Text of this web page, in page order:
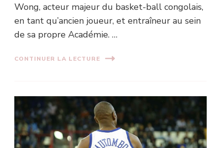
Wong, acteur majeur du basket-ball congolais,
en tant qu’ancien joueur, et entraîneur au sein
de sa propre Académie. …
CONTINUER LA LECTURE